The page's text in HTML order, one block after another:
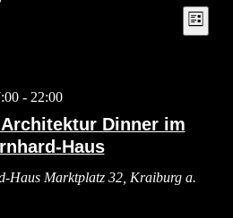
Liste
Dinner im
Haus
- 22:00
Haus Marktplatz 32, Kraiburg a.